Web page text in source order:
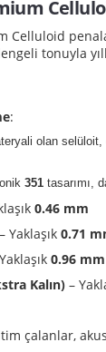
Celluloid
tonuyla
:
olan
351 tasarımı,
0.46 mm
– Yaklaşık 0.71
0.96 mm
Kalın) –
çalanlar,